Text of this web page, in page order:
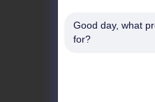
우리 주소
Good day, what
for?